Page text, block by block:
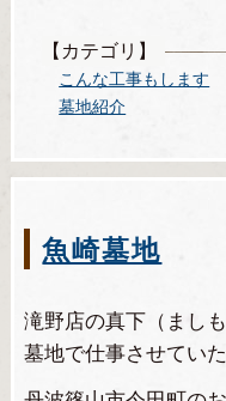
【カテゴリ】
こんな工事もします
墓地紹介
魚崎墓地
滝野店の真下（まし
墓地で仕事させてい